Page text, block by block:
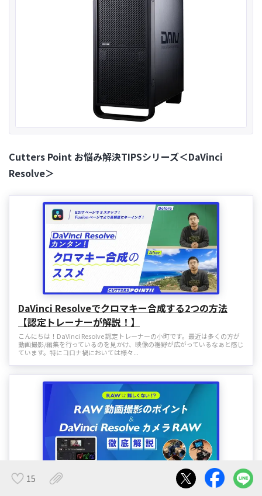
15
Cutters Point お悩み解決TIPSシリーズ＜DaVinci
Resolve＞
DaVinci Resolveでクロマキー合成する2つの方法
【認定トレーナーが解説！】
こんにちは！DaVinci Resolve 認定トレーナーの小町です。最近は多くの方が
動画撮影/編集を行っているのを見かけ、映像の裾野が広がっているなぁと感じ
ています。特にコロナ禍においては様々...
RAWは難しくない!? RAW動画撮影のポイントや